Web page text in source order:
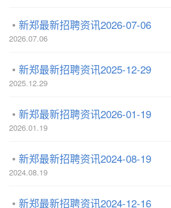
新郑最新招聘资讯2026-07-06
2026.07.06
新郑最新招聘资讯2025-12-29
2025.12.29
新郑最新招聘资讯2026-01-19
2026.01.19
新郑最新招聘资讯2024-08-19
2024.08.19
新郑最新招聘资讯2024-12-16